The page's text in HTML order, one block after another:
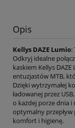
Opis
Kellys DAZE Lumio:
Odkryj idealne
kaskiem Kellys
entuzjastów MTB,
Dzięki wytrzymałej
ładowanej przez
o każdej porze dnia
optymalny przepływ
komfort i higienę.